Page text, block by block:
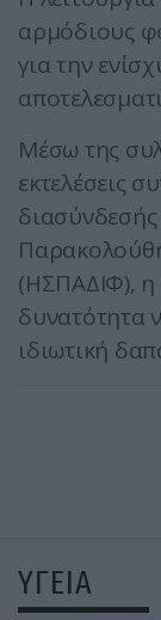
αρμόδιους
για την
Μέσω της
εκτελέσεις
(ΗΣΠΑΔΙΦ), η
δυνατότητα
ιδιωτική
ΥΓΕΙΑ